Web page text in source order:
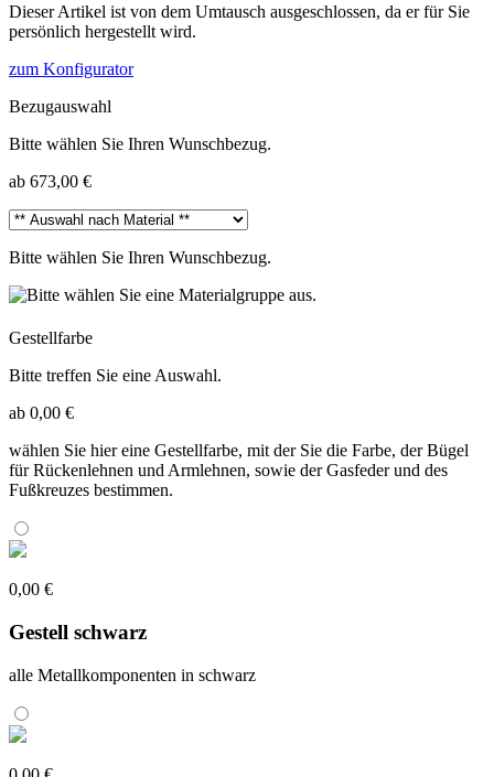
Dieser Artikel ist von dem Umtausch ausgeschlossen, da er für Sie
persönlich hergestellt wird.
zum Konfigurator
Bezugauswahl
Bitte wählen Sie Ihren Wunschbezug.
ab 673,00 €
Bitte wählen Sie Ihren Wunschbezug.
Gestellfarbe
Bitte treffen Sie eine Auswahl.
ab 0,00 €
wählen Sie hier eine Gestellfarbe, mit der Sie die Farbe, der Bügel
für Rückenlehnen und Armlehnen, sowie der Gasfeder und des
Fußkreuzes bestimmen.
0,00 €
Gestell schwarz
alle Metallkomponenten in schwarz